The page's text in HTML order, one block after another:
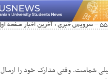
شماست. وقتی مدارک خود را ارسال